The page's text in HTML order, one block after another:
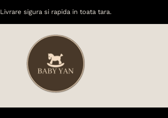
Livrare sigura si rapida in toata tara.